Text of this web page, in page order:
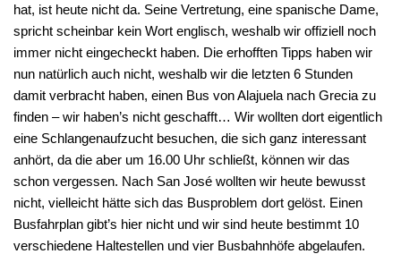
hat, ist heute nicht da. Seine Vertretung, eine spanische Dame,
spricht scheinbar kein Wort englisch, weshalb wir offiziell noch
immer nicht eingecheckt haben. Die erhofften Tipps haben wir
nun natürlich auch nicht, weshalb wir die letzten 6 Stunden
damit verbracht haben, einen Bus von Alajuela nach Grecia zu
finden – wir haben’s nicht geschafft… Wir wollten dort eigentlich
eine Schlangenaufzucht besuchen, die sich ganz interessant
anhört, da die aber um 16.00 Uhr schließt, können wir das
schon vergessen. Nach San José wollten wir heute bewusst
nicht, vielleicht hätte sich das Busproblem dort gelöst. Einen
Busfahrplan gibt’s hier nicht und wir sind heute bestimmt 10
verschiedene Haltestellen und vier Busbahnhöfe abgelaufen.